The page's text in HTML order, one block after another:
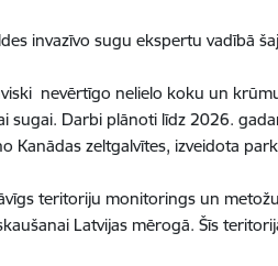
invazīvo sugu ekspertu vadībā
nevērtīgo nelielo koku un
sugai. Darbi plānoti līdz 2026.
Kanādas zeltgalvītes, izveidota
teritoriju monitorings un
Latvijas mērogā. Šīs